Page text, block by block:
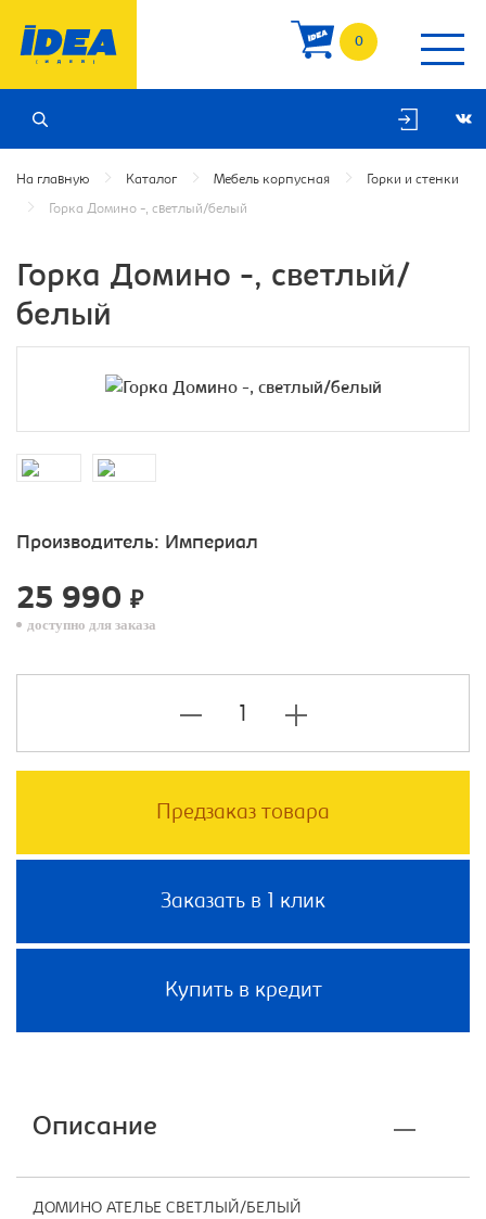
0
На главную Каталог Мебель корпусная Горки и стенки
Горка Домино -, светлый/белый
Горка Домино -, светлый/
белый
Производитель: Империал
25 990 ₽
доступно для заказа
Предзаказ товара
Заказать в 1 клик
Купить в кредит
Описание
ДОМИНО АТЕЛЬЕ СВЕТЛЫЙ/БЕЛЫЙ